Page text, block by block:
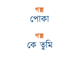
গল্প
পোকা
গল্প
কে তুমি